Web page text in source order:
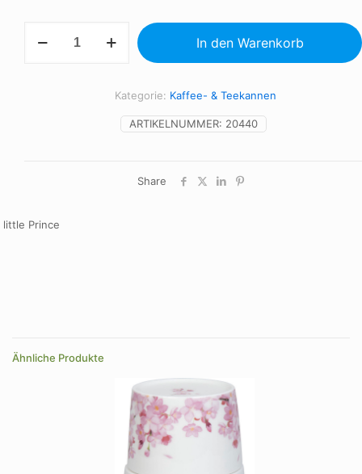
In den Warenkorb
ARTIKELNUMMER: 20440
Kategorie: Kaffee- & Teekannen
Share
little Prince
Ähnliche Produkte